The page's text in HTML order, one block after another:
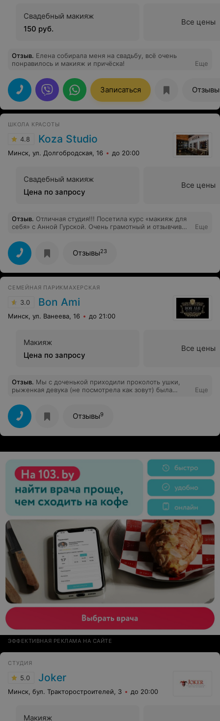
Свадебный макияж
150 руб.
Все цены
Отзыв. Елена собирала меня на свадьбу, всё очень
понравилось и макияж и причёска!
Еще
Записаться Отзывы
ШКОЛА КРАСОТЫ
4.8 Koza Studio
Минск, ул. Долгобродская, 16 до 20:00
Свадебный макияж
Цена по запросу
Все цены
Отзыв. Отличная студия!!! Посетила курс «макияж для
себя» с Анной Гурской. Очень грамотный и отзывчивый
Доброжелательная и уютная обстановка. Ответы на
все вопросы и, как результат, потрясающий макияж и
отличное настроение после каждого занятия. Если
хотите получить реальные знания и подчеркнуть свою
индивидуальность, приходите в Школу красоты «Koza
Еще
Отзывы23
СЕМЕЙНАЯ ПАРИКМАХЕРСКАЯ
3.0 Bon Ami
Минск, ул. Ванеева, 16 до 21:00
Макияж
Цена по запросу
Все цены
Отзыв. Мы с доченькой приходили проколоть ушки,
рыженкая девука (не посмотрела как зовут) была
лет осталась довольная и долго вспоминала тетю
которая стреляла ушки и угостила конфетиками)) Хотя
я долго боялась прокалывать и обзвонила несколько
салонов. Рада что все же попали мы сюда. Спасибо
Еще
Отзывы9
ЭФФЕКТИВНАЯ РЕКЛАМА НА САЙТЕ
СТУДИЯ
5.0 Joker
Минск, бул. Тракторостроителей, 3 до 20:00
Макияж